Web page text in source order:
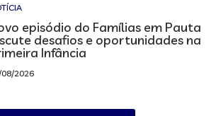
episódio do Famílias em Pauta
desafios e oportunidades na
Infância
2026